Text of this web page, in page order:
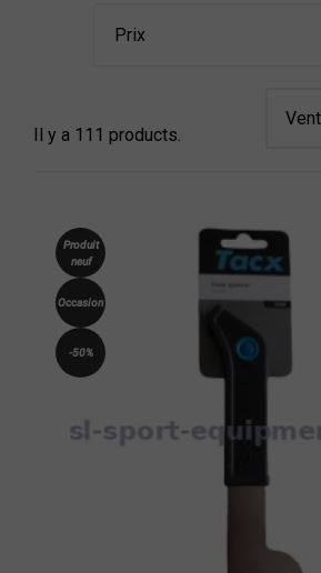
Prix
Il y a 111 products.
Produit
neuf
Occasion
-50%